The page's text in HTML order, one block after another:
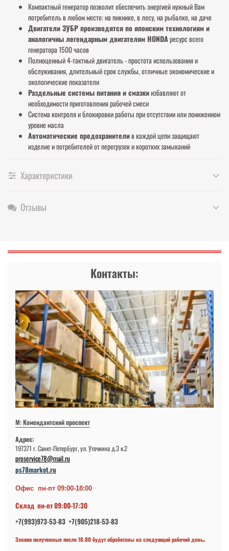
Компактный генератор позволит обеспечить энергией нужный Вам
потребитель в любом месте: на пикнике, в лесу, на рыбалке, на даче
Двигатели ЗУБР производятся по японским технологиям и
аналогичны легендарным двигателям HONDAресурс всего
генератора 1500 часов
Полноценный 4-тактный двигатель - простота использования и
обслуживания, длительный срок службы, отличные экономические и
экологические показатели
Раздельные системы питания и смазкиизбавляют от
необходимости приготовления рабочей смеси
Система контроля и блокировки работы при отсутствии или пониженном
уровне масла
Автоматические предохранителив каждой цепи защищают
изделие и потребителей от перегрузок и коротких замыканий
Характеристики
Отзывы
Контакты:
М: Комендантский проспект
Адрес:
197371 г. Санкт-Петербург, ул. Уточкина д.3 к.2
proservice78@mail.ru
ps78market.ru
Офис пн-пт 09:00-18:00
Склад пн-пт 09:00-17:30
+7(993)973-53-83 +7(905)218-53-83
Заявки полученные после 18.00 будут обработаны на следующий рабочий день.